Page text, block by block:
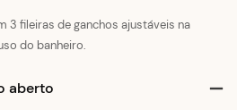
3 fileiras de ganchos ajustáveis ​​na
do banheiro.
aberto